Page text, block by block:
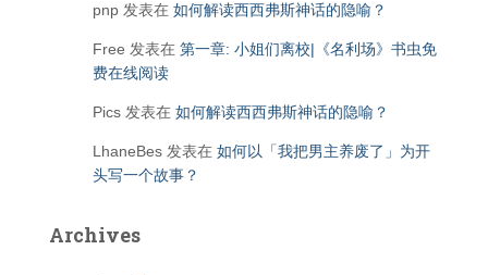
pnp 发表在 如何解读西西弗斯神话的隐喻？
Free 发表在 第一章: 小姐们离校|《名利场》书虫免
费在线阅读
Pics 发表在 如何解读西西弗斯神话的隐喻？
LhaneBes 发表在 如何以「我把男主养废了」为开
头写一个故事？
Archives